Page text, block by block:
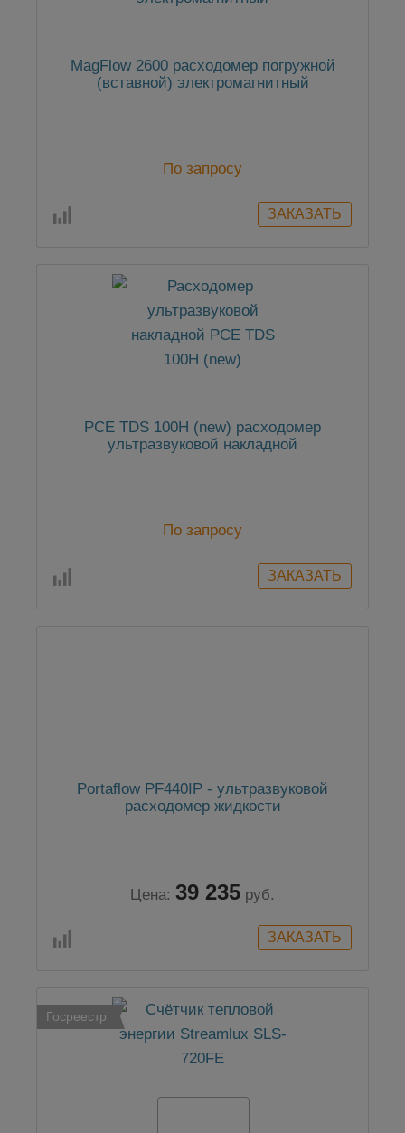
MagFlow 2600 расходомер погружной
(вставной) электромагнитный
По запросу
PCE TDS 100H (new) расходомер
ультразвуковой накладной
По запросу
Portaflow PF440IP - ультразвуковой
расходомер жидкости
Цена: 39 235 руб.
Госреестр